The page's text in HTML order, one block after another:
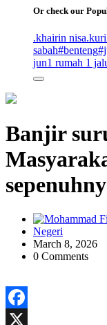
Or check our
.khairin nisa
sabah#benteng
jun1 rumah 1
Banjir
Negeri
March 8, 2026
0 Comments
Facebook